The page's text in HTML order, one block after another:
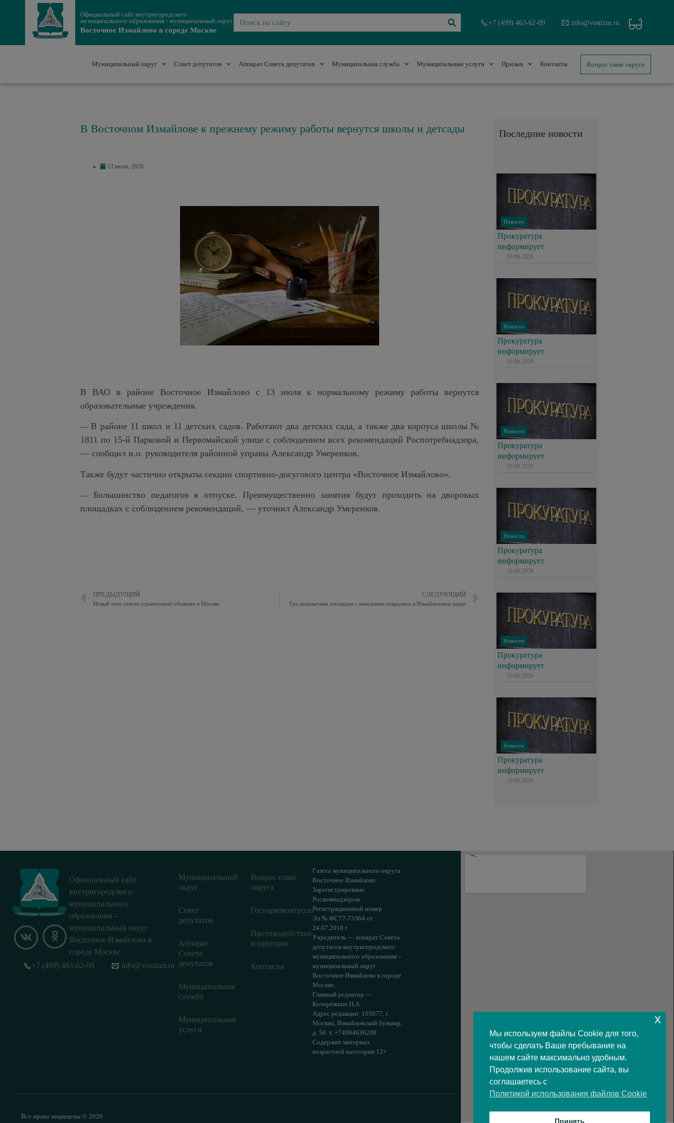
Официальный сайт внутригородского
муниципального образования - муниципальный округ
Восточное Измайлово в городе Москве
+7 (499) 463-62-09 info@vostizm.ru
Муниципальный округ Совет депутатов Аппарат Совета депутатов Муниципальная служба Муниципальные услуги Призыв Контакты Вопрос главе округа
В Восточном Измайлове к прежнему режиму работы вернутся школы и детсады
13 июля, 2020
В ВАО в районе Восточное Измайлово с 13 июля к нормальному режиму работы вернутся
образовательные учреждения.
— В районе 11 школ и 11 детских садов. Работают два детских сада, а также два корпуса школы №
1811 по 15-й Парковой и Первомайской улице с соблюдением всех рекомендаций Роспотребнадзора,
— сообщил и.о. руководителя районной управы Александр Умеренков.
Также будут частично открыты секции спортивно-досугового центра «Восточное Измайлово».
— Большинство педагогов в отпуске. Преимущественно занятия будут проходить на дворовых
площадках с соблюдением рекомендаций, — уточнил Александр Умеренков.
ПРЕДЫДУЩИЙ
Новый этап снятия ограничений объявлен в Москве
СЛЕДУЮЩИЙ
Три шашлычные площадки с мангалами открылись в Измайловском парке
Последние новости
Новости
Прокуратура
информирует
10.06.2026
Новости
Прокуратура
информирует
10.06.2026
Новости
Прокуратура
информирует
10.06.2026
Новости
Прокуратура
информирует
10.06.2026
Новости
Прокуратура
информирует
10.06.2026
Новости
Прокуратура
информирует
10.06.2026
Официальный сайт
внутригородского
муниципального
образования –
муниципальный округ
Восточное Измайлово в
городе Москве
Муниципальный
округ
Совет
депутатов
Аппарат
Совета
депутатов
Муниципальная
служба
Муниципальные
услуги
Вопрос главе
округа
Госнаркоконтроль
Противодействие
коррупции
Контакты
Газета муниципального округа
Восточное Измайлово.
Зарегистрировано
Роскомнадзором.
Регистрационный номер
Эл № ФС77-73364 от
24.07.2018 г.
Учредитель — аппарат Совета
депутатов внутригородского
муниципального образования –
муниципальный округ
Восточное Измайлово в городе
Москве.
Главный редактор —
Кочерёжкин Н.А.
Адрес редакции: 105077, г.
Москва, Измайловский бульвар,
д. 50. т. +74994636209
Содержит материал
возрастной категории 12+
+7 (499) 463-62-09 info@vostizm.ru
Все права защищены © 2026
Мы используем файлы Cookie для того,
чтобы сделать Ваше пребывание на
нашем сайте максимально удобным.
Продолжив использование сайта, вы
соглашаетесь с
Политикой использования файлов Cookie
Принять
x